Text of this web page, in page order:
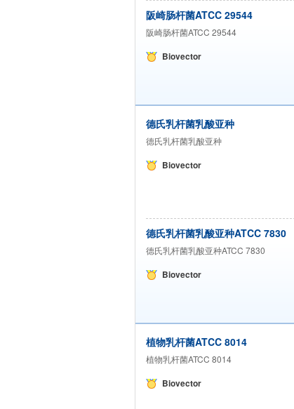
阪崎肠杆菌ATCC 29544
阪崎肠杆菌ATCC 29544
Biovector
德氏乳杆菌乳酸亚种
德氏乳杆菌乳酸亚种
Biovector
德氏乳杆菌乳酸亚种ATCC 7830
德氏乳杆菌乳酸亚种ATCC 7830
Biovector
植物乳杆菌ATCC 8014
植物乳杆菌ATCC 8014
Biovector